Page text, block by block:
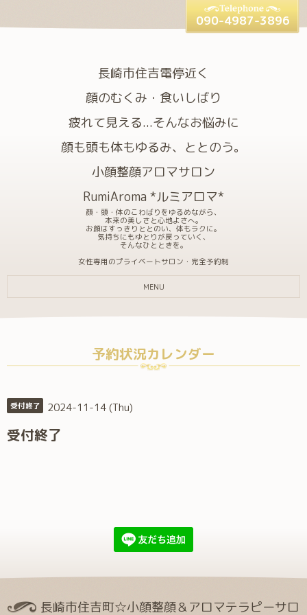
長崎市住吉電停近く
顔のむくみ・食いしばり
疲れて見える...そんなお悩みに
顔も頭も体もゆるみ、ととのう。
小顔整顔アロマサロン
RumiAroma *ルミアロマ*
顔・頭・体のこわばりをゆるめながら、
本来の美しさと心地よさへ。
お顔はすっきりととのい、体もラクに。
気持ちにもゆとりが戻っていく、
そんなひとときを。
女性専用のプライベートサロン・完全予約制
090-4987-3896
MENU
予約状況カレンダー
受付終了 2024-11-14 (Thu)
受付終了
長崎市住吉町☆小顔整顔＆アロマテラピーサロ